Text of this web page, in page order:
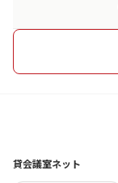
貸会議室ネット